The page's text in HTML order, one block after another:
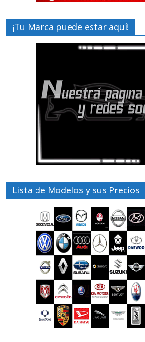
¡Tu Marca puede estar aquí!
Lista de Modelos y sus Precios